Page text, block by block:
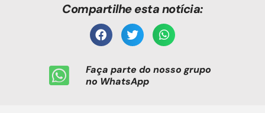
Compartilhe esta notícia:
Faça parte do nosso grupo
no WhatsApp